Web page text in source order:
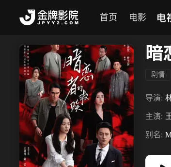
首页 电影 电
暗
剧情
导演:
主演:
别名: